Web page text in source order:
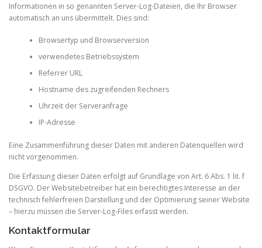
Informationen in so genannten Server-Log-Dateien, die Ihr Browser
automatisch an uns übermittelt. Dies sind:
Browsertyp und Browserversion
verwendetes Betriebssystem
Referrer URL
Hostname des zugreifenden Rechners
Uhrzeit der Serveranfrage
IP-Adresse
Eine Zusammenführung dieser Daten mit anderen Datenquellen wird
nicht vorgenommen.
Die Erfassung dieser Daten erfolgt auf Grundlage von Art. 6 Abs. 1 lit. f
DSGVO. Der Websitebetreiber hat ein berechtigtes Interesse an der
technisch fehlerfreien Darstellung und der Optimierung seiner Website
– hierzu müssen die Server-Log-Files erfasst werden.
Kontaktformular